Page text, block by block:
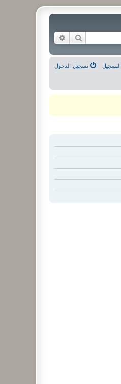
بحث
تسجيل الدخول التسجيل